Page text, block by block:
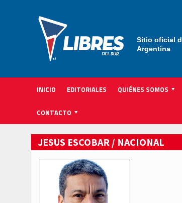
Sitio oficial
Argentina
INICIO EDITORIALES QUIÉNES SOMOS
CONTACTO
JESUS ESCOBAR / NACIONAL